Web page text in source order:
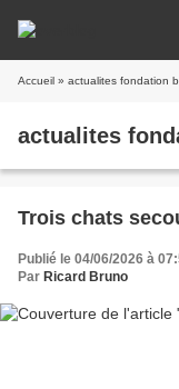
Accueil » actualites fondation
actualites
Trois chats
Publié le 04/06/2026 à
Par Ricard Bruno